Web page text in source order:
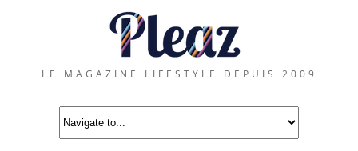
LE MAGAZINE LIFESTYLE DEPUIS 2009